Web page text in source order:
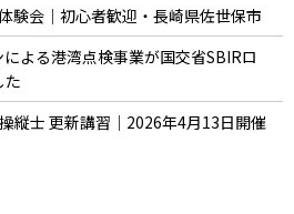
験会｜初心者歓迎・長崎県佐世保市
による港湾点検事業が国交省SBIRロ
た
縦士 更新講習｜2026年4月13日開催